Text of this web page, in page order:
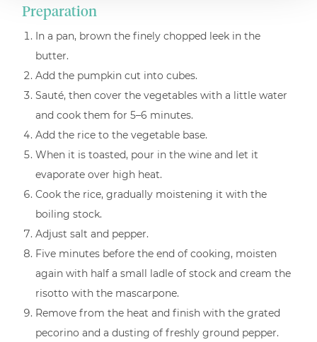
Preparation
In a pan, brown the finely chopped leek in the
butter.
Add the pumpkin cut into cubes.
Sauté, then cover the vegetables with a little water
and cook them for 5–6 minutes.
Add the rice to the vegetable base.
When it is toasted, pour in the wine and let it
evaporate over high heat.
Cook the rice, gradually moistening it with the
boiling stock.
Adjust salt and pepper.
Five minutes before the end of cooking, moisten
again with half a small ladle of stock and cream the
risotto with the mascarpone.
Remove from the heat and finish with the grated
pecorino and a dusting of freshly ground pepper.